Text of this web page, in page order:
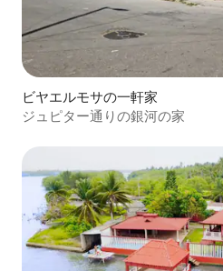
ビヤエルモサの一軒家
ジュピター通りの銀河の家